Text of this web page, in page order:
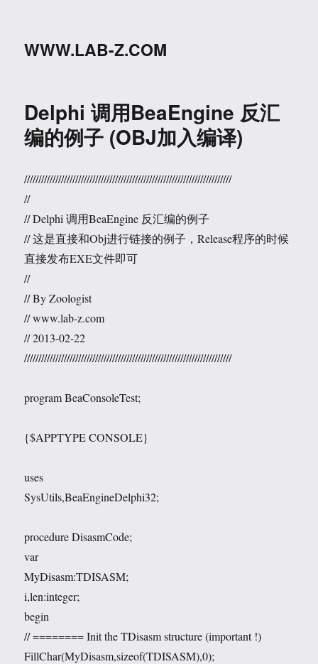
WWW.LAB-Z.COM
Delphi 调用BeaEngine 反汇
编的例子 (OBJ加入编译)
/////////////////////////////////////////////////////////////////////////
//
// Delphi 调用BeaEngine 反汇编的例子
// 这是直接和Obj进行链接的例子，Release程序的时候
直接发布EXE文件即可
//
// By Zoologist
// www.lab-z.com
// 2013-02-22
/////////////////////////////////////////////////////////////////////////
program BeaConsoleTest;
{$APPTYPE CONSOLE}
uses
SysUtils,BeaEngineDelphi32;
procedure DisasmCode;
var
MyDisasm:TDISASM;
i,len:integer;
begin
// ======== Init the TDisasm structure (important !)
FillChar(MyDisasm,sizeof(TDISASM),0);